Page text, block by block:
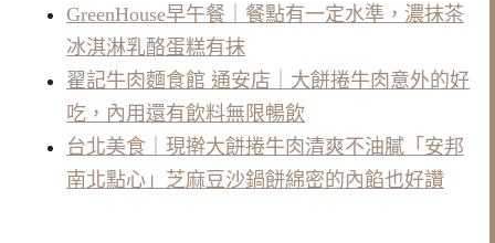
GreenHouse早午餐｜餐點有一定水準，濃抹茶
冰淇淋乳酪蛋糕有抹
翟記牛肉麵食館 通安店｜大餅捲牛肉意外的好
吃，內用還有飲料無限暢飲
台北美食｜現擀大餅捲牛肉清爽不油膩「安邦
南北點心」芝麻豆沙鍋餅綿密的內餡也好讚